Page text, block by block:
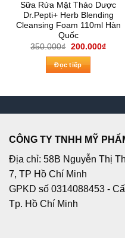
Sữa Rửa Mặt Thảo Dược
Dr.Pepti+ Herb Blending
Cleansing Foam 110ml Hàn
Quốc
350.000₫ Giá
là:
350.000₫.
200.000₫Giá
Đọc tiếp
CÔNG TY TNHH MỸ
Địa chỉ: 58B Nguyễn Thị
7, TP Hồ Chí Minh
GPKD số 0314088453 -
Tp. Hồ Chí Minh